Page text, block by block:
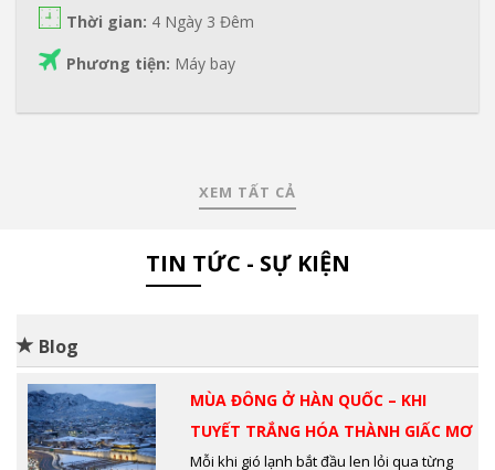
Thời gian: 4 Ngày 3 Đêm
Phương tiện: Máy bay
XEM TẤT CẢ
TIN TỨC - SỰ KIỆN
Blog
MÙA ĐÔNG Ở HÀN QUỐC – KHI
TUYẾT TRẮNG HÓA THÀNH GIẤC MƠ
Mỗi khi gió lạnh bắt đầu len lỏi qua từng